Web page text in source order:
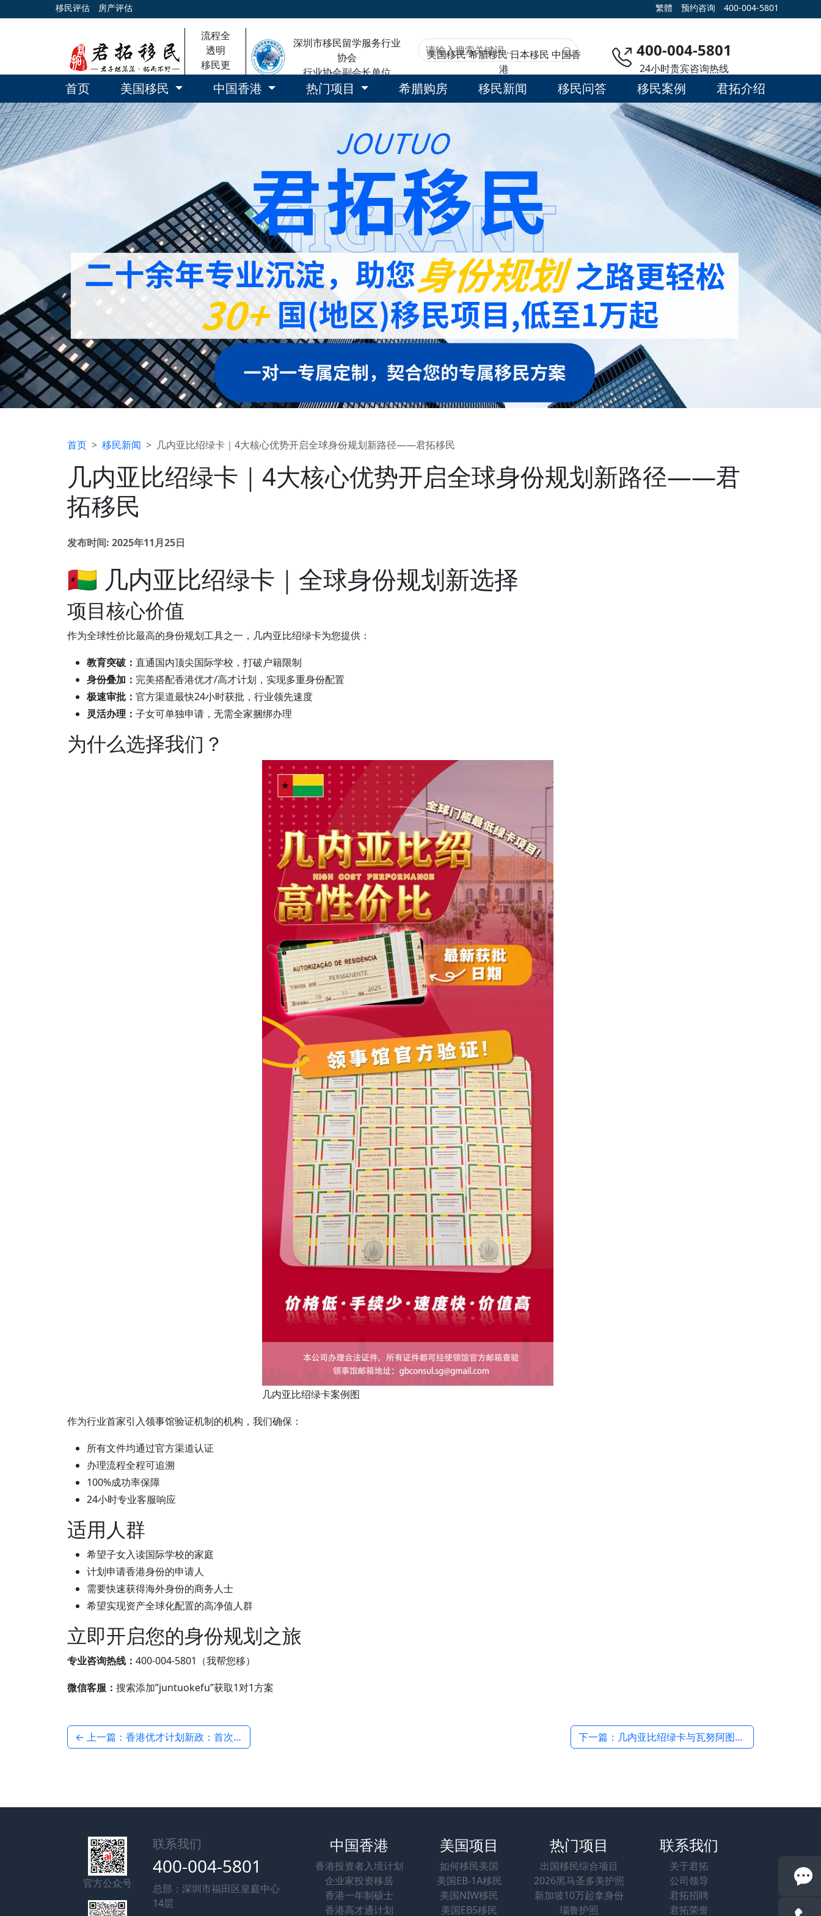
移民评估 房产评估 繁體 预约咨询 400-004-5801
流程全
透明
移民更
放心
深圳市移民留学服务行业
协会
行业协会副会长单位
美国移民希腊移民日本移民 中国香
港
400-004-5801
24小时贵宾咨询热线
首页 美国移民 中国香港 热门项目 希腊购房 移民新闻 移民问答 移民案例 君拓介绍
首页 移民新闻 几内亚比绍绿卡｜4大核心优势开启全球身份规划新路径——君拓移民
几内亚比绍绿卡｜4大核心优势开启全球身份规划新路径——君
拓移民
发布时间: 2025年11月25日
🇬🇼 几内亚比绍绿卡｜全球身份规划新选择
项目核心价值
作为全球性价比最高的身份规划工具之一，几内亚比绍绿卡为您提供：
教育突破： 直通国内顶尖国际学校，打破户籍限制
身份叠加： 完美搭配香港优才/高才计划，实现多重身份配置
极速审批： 官方渠道最快24小时获批，行业领先速度
灵活办理： 子女可单独申请，无需全家捆绑办理
为什么选择我们？
几内亚比绍绿卡案例图
作为行业首家引入领事馆验证机制的机构，我们确保：
所有文件均通过官方渠道认证
办理流程全程可追溯
100%成功率保障
24小时专业客服响应
适用人群
希望子女入读国际学校的家庭
计划申请香港身份的申请人
需要快速获得海外身份的商务人士
希望实现资产全球化配置的高净值人群
立即开启您的身份规划之旅
专业咨询热线： 400-004-5801（我帮您移）
微信客服： 搜索添加”juntuokefu”获取1对1方案
← 上一篇：香港优才计划新政：首次获批直接获3年签证——君拓移民 下一篇：几内亚比绍绿卡与瓦努阿图绿卡：最低2万轻松拿下的“地板砖”绿卡全解析 →
官方公众号
联系我们
400-004-5801
总部：深圳市福田区皇庭中心
14层
中国香港
香港投资者入境计划
企业家投资移居
香港一年制硕士
香港高才通计划
美国项目
如何移民美国
美国EB-1A移民
美国NIW移民
美国EB5移民
热门项目
出国移民综合项目
2026黑马圣多美护照
新加坡10万起拿身份
瑙鲁护照
联系我们
关于君拓
公司领导
君拓招聘
君拓荣誉